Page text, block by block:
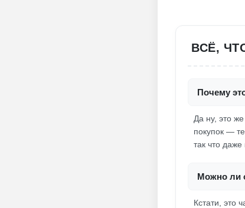
ВСЁ,
Почему
Да ну, это
покупок —
так что
Можно ли
Кстати, это